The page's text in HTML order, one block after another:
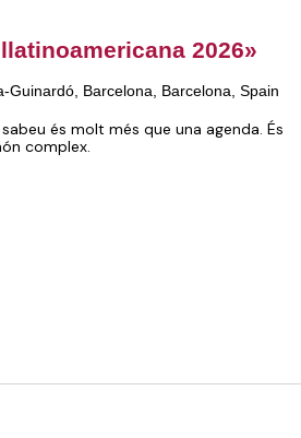
2026»
Guinardó, Barcelona, Barcelona, Spain
és molt més que una agenda. És
complex.